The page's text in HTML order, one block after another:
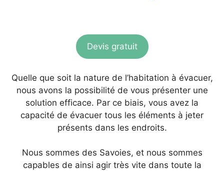
Devis gratuit
Quelle que soit la nature de l’habitation à évacuer,
nous avons la possibilité de vous présenter une
solution efficace. Par ce biais, vous avez la
capacité de évacuer tous les éléments à jeter
présents dans les endroits.
Nous sommes des Savoies, et nous sommes
capables de ainsi agir très vite dans toute la